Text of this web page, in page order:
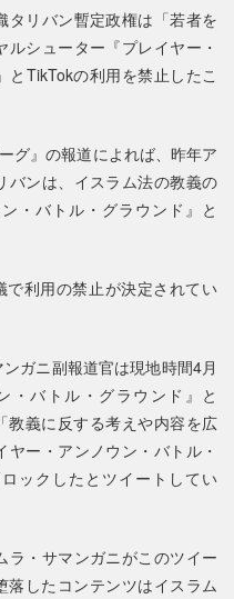
タリバン暫定政権は「若者を
シューター『プレイヤー・
TikTokの利用を禁止したこ
グ』の報道によれば、昨年ア
バンは、イスラム法の教義の
・バトル・グラウンド』と
利用の禁止が決定されてい
ガニ副報道官は現地時間4月
・バトル・グラウンド』と
教義に反する考えや内容を広
ー・アンノウン・バトル・
ックしたとツイートしてい
ラ・サマンガニがこのツイー
落したコンテンツはイスラム